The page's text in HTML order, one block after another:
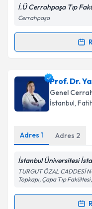
kapsamda
İ.Ü Cerrahpaşa Tıp
Cerrahpaşa
Randevu
Prof. Dr. Turgut
oluşturun. Size bu
takvim
Kişisel
Metni'ni
Prof. Dr.
Genel
İstanbul,
Adres 1 Adres 2
İstanbul Üniversitesi
TURGUT ÖZAL CADDESİ
Topkapı, Çapa Tıp